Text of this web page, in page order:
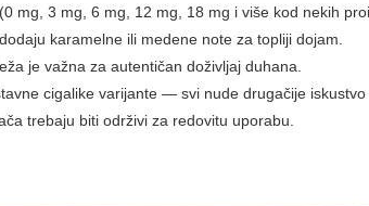
mg, 3 mg, 6 mg, 12 mg, 18 mg i više kod nekih
karamelne ili medene note za topliji dojam.
je važna za autentičan doživljaj duhana.
cigalike varijante — svi nude drugačije
trebaju biti održivi za redovitu uporabu.